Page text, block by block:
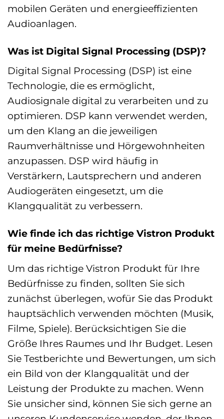
mobilen Geräten und energieeffizienten
Audioanlagen.
Was ist Digital Signal Processing (DSP)?
Digital Signal Processing (DSP) ist eine
Technologie, die es ermöglicht,
Audiosignale digital zu verarbeiten und zu
optimieren. DSP kann verwendet werden,
um den Klang an die jeweiligen
Raumverhältnisse und Hörgewohnheiten
anzupassen. DSP wird häufig in
Verstärkern, Lautsprechern und anderen
Audiogeräten eingesetzt, um die
Klangqualität zu verbessern.
Wie finde ich das richtige Vistron Produkt
für meine Bedürfnisse?
Um das richtige Vistron Produkt für Ihre
Bedürfnisse zu finden, sollten Sie sich
zunächst überlegen, wofür Sie das Produkt
hauptsächlich verwenden möchten (Musik,
Filme, Spiele). Berücksichtigen Sie die
Größe Ihres Raumes und Ihr Budget. Lesen
Sie Testberichte und Bewertungen, um sich
ein Bild von der Klangqualität und der
Leistung der Produkte zu machen. Wenn
Sie unsicher sind, können Sie sich gerne an